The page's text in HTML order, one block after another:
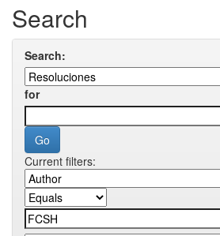
Search
Search:
for
Current filters: